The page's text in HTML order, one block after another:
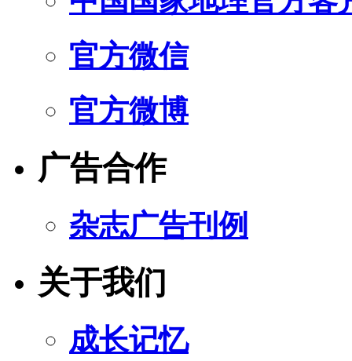
官方微信
官方微博
广告合作
杂志广告刊例
关于我们
成长记忆